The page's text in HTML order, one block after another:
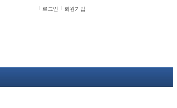
로그인 회원가입